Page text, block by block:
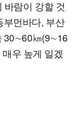
람이 강할 것
부먼바다, 부산
30∼60㎞(9∼16
우 높게 일겠